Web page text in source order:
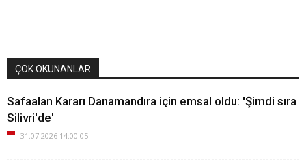
ÇOK OKUNANLAR
Safaalan Kararı Danamandıra için emsal oldu: 'Şimdi sıra
Silivri'de'
31.07.2026 14:00:05